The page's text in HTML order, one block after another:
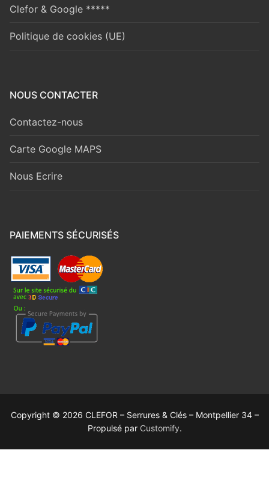
Clefor & Google *****
Politique de cookies (UE)
NOUS CONTACTER
Contactez-nous
Carte Google MAPS
Nous Ecrire
PAIEMENTS SÉCURISÉS
Copyright © 2026 CLEFOR – Serrures & Clés – Montpellier 34 –
Propulsé par Customify.